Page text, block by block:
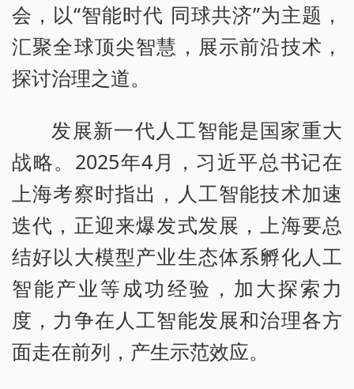
会，以“智能时代 同球共济”为主题，
汇聚全球顶尖智慧，展示前沿技术，
探讨治理之道。
发展新一代人工智能是国家重大
战略。2025年4月，习近平总书记在
上海考察时指出，人工智能技术加速
迭代，正迎来爆发式发展，上海要总
结好以大模型产业生态体系孵化人工
智能产业等成功经验，加大探索力
度，力争在人工智能发展和治理各方
面走在前列，产生示范效应。